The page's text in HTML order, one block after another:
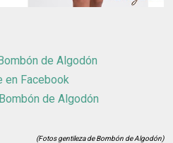
de Algodón
en Facebook
de Algodón
(Fotos gentileza de Bombón de Algodón)